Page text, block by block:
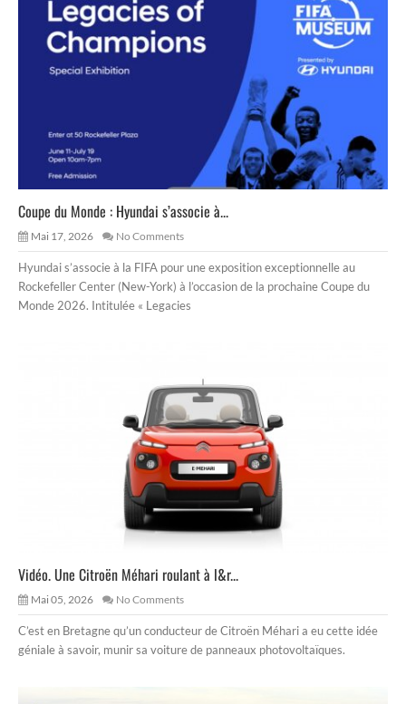
Coupe du Monde : Hyundai s’associe à...
Mai 17, 2026 No Comments
Hyundai s’associe à la FIFA pour une exposition exceptionnelle au
Rockefeller Center (New-York) à l’occasion de la prochaine Coupe du
Monde 2026. Intitulée « Legacies
Vidéo. Une Citroën Méhari roulant à l&r...
Mai 05, 2026 No Comments
C’est en Bretagne qu’un conducteur de Citroën Méhari a eu cette idée
géniale à savoir, munir sa voiture de panneaux photovoltaïques.